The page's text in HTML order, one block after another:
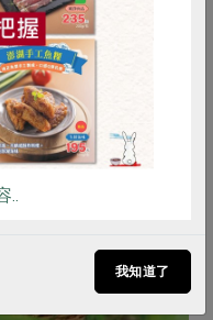
買
我知道了